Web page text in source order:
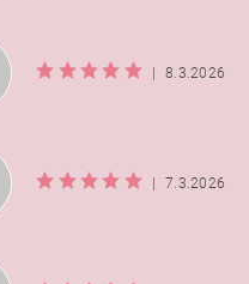
8.3.2026
7.3.2026